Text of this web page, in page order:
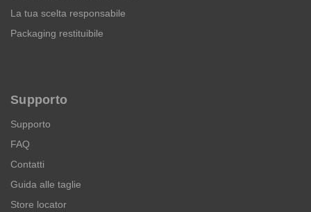
La tua scelta responsabile
Packaging restituibile
Supporto
Supporto
FAQ
Contatti
Guida alle taglie
Store locator